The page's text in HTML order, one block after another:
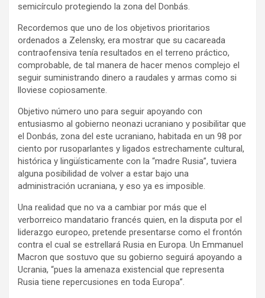
semicírculo protegiendo la zona del Donbás.
Recordemos que uno de los objetivos prioritarios
ordenados a Zelensky, era mostrar que su cacareada
contraofensiva tenía resultados en el terreno práctico,
comprobable, de tal manera de hacer menos complejo el
seguir suministrando dinero a raudales y armas como si
lloviese copiosamente.
Objetivo número uno para seguir apoyando con
entusiasmo al gobierno neonazi ucraniano y posibilitar que
el Donbás, zona del este ucraniano, habitada en un 98 por
ciento por rusoparlantes y ligados estrechamente cultural,
histórica y lingüísticamente con la “madre Rusia”, tuviera
alguna posibilidad de volver a estar bajo una
administración ucraniana, y eso ya es imposible.
Una realidad que no va a cambiar por más que el
verborreico mandatario francés quien, en la disputa por el
liderazgo europeo, pretende presentarse como el frontón
contra el cual se estrellará Rusia en Europa. Un Emmanuel
Macron que sostuvo que su gobierno seguirá apoyando a
Ucrania, “pues la amenaza existencial que representa
Rusia tiene repercusiones en toda Europa”.